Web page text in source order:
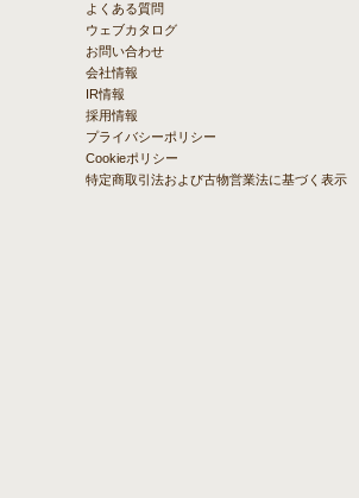
よくある質問
ウェブカタログ
お問い合わせ
会社情報
IR情報
採用情報
プライバシーポリシー
Cookieポリシー
特定商取引法および古物営業法に基づく表示